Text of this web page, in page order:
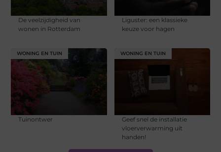
De veelzijdigheid van
wonen in Rotterdam
Liguster: een klassieke
keuze voor hagen
WONING EN TUIN
Tuinontwer
WONING EN TUIN
Geef snel de installatie
vloerverwarming uit
handen!